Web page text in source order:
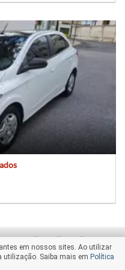
em nossos sites. Ao utilizar
utilização. Saiba mais em Política